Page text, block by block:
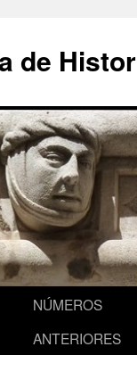
de
NÚMEROS
ANTERIORES